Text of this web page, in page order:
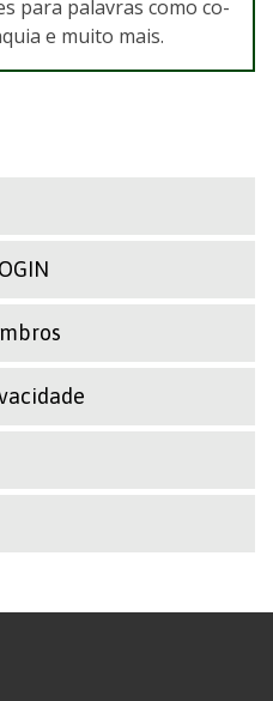
para palavras como co-
e muito mais.